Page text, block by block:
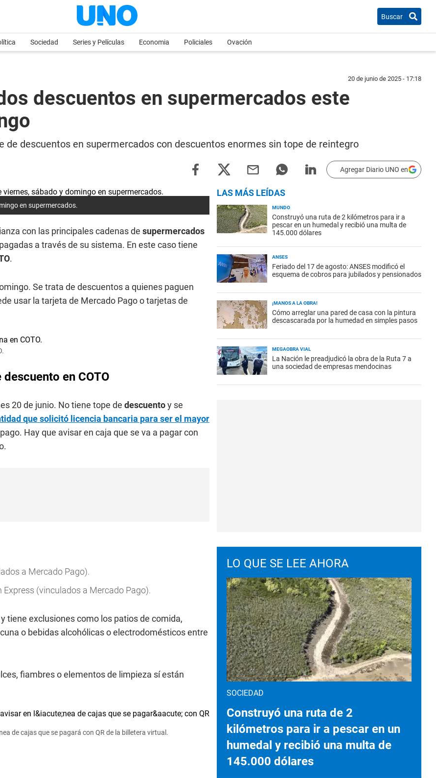
Buscar
Sociedad Series y Películas Economia Policiales Ovación
20 de junio de 2025 - 17:18
descuentos en supermercados este
descuentos en supermercados con descuentos enormes sin tope de reintegro
Agregar Diario UNO en
en supermercados.
con las principales cadenas de supermercados
a través de su sistema. En este caso tiene
.
Se trata de descuentos a quienes paguen
usar la tarjeta de Mercado Pago o tarjetas de
en COTO
20 de junio. No tiene tope de descuentoy se
que solicitó licencia bancaria para ser el mayor
Hay que avisar en caja que se va a pagar con
a Mercado Pago).
(vinculados a Mercado Pago).
tiene exclusiones como los patios de comida,
o bebidas alcohólicas o electrodomésticos entre
fiambres o elementos de limpieza sí están
de cajas que se pagará con QR de la billetera virtual.
LAS MÁS LEÍDAS
MUNDO
Construyó una ruta de 2 kilómetros para ir a
pescar en un humedal y recibió una multa de
145.000 dólares
ANSES
Feriado del 17 de agosto: ANSES modificó el
esquema de cobros para jubilados y pensionados
¡MANOS A LA OBRA!
Cómo arreglar una pared de casa con la pintura
descascarada por la humedad en simples pasos
MEGAOBRA VIAL
La Nación le preadjudicó la obra de la Ruta 7 a
una sociedad de empresas mendocinas
LO QUE SE LEE AHORA
SOCIEDAD
Construyó una ruta de 2
kilómetros para ir a pescar en un
humedal y recibió una multa de
145.000 dólares